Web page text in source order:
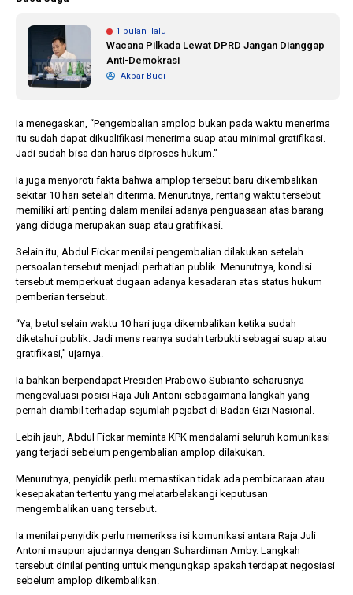
1 bulan lalu
Wacana Pilkada Lewat DPRD Jangan Dianggap
Anti-Demokrasi
Akbar Budi
Ia menegaskan, “Pengembalian amplop bukan pada waktu menerima
itu sudah dapat dikualifikasi menerima suap atau minimal gratifikasi.
Jadi sudah bisa dan harus diproses hukum.”
Ia juga menyoroti fakta bahwa amplop tersebut baru dikembalikan
sekitar 10 hari setelah diterima. Menurutnya, rentang waktu tersebut
memiliki arti penting dalam menilai adanya penguasaan atas barang
yang diduga merupakan suap atau gratifikasi.
Selain itu, Abdul Fickar menilai pengembalian dilakukan setelah
persoalan tersebut menjadi perhatian publik. Menurutnya, kondisi
tersebut memperkuat dugaan adanya kesadaran atas status hukum
pemberian tersebut.
“Ya, betul selain waktu 10 hari juga dikembalikan ketika sudah
diketahui publik. Jadi mens reanya sudah terbukti sebagai suap atau
gratifikasi,” ujarnya.
Ia bahkan berpendapat Presiden Prabowo Subianto seharusnya
mengevaluasi posisi Raja Juli Antoni sebagaimana langkah yang
pernah diambil terhadap sejumlah pejabat di Badan Gizi Nasional.
Lebih jauh, Abdul Fickar meminta KPK mendalami seluruh komunikasi
yang terjadi sebelum pengembalian amplop dilakukan.
Menurutnya, penyidik perlu memastikan tidak ada pembicaraan atau
kesepakatan tertentu yang melatarbelakangi keputusan
mengembalikan uang tersebut.
Ia menilai penyidik perlu memeriksa isi komunikasi antara Raja Juli
Antoni maupun ajudannya dengan Suhardiman Amby. Langkah
tersebut dinilai penting untuk mengungkap apakah terdapat negosiasi
sebelum amplop dikembalikan.